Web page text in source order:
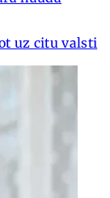
uz citu valsti